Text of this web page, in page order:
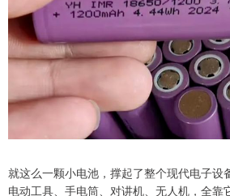
就这么一颗小电池，撑起了整个现代电子设
电动工具、手电筒、对讲机、无人机，全靠